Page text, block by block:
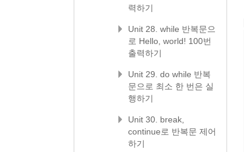
력하기
Unit 28. while 반복문으
로 Hello, world! 100번
출력하기
Unit 29. do while 반복
문으로 최소 한 번은 실
행하기
Unit 30. break,
continue로 반복문 제어
하기